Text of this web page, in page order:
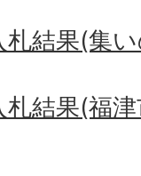
結果(集
結果(福